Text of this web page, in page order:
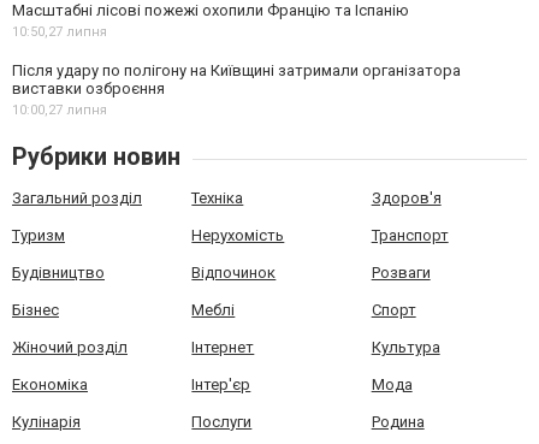
Масштабні лісові пожежі охопили Францію та Іспанію
10:50,27 липня
Після удару по полігону на Київщині затримали організатора
виставки озброєння
10:00,27 липня
Рубрики новин
Загальний розділ Техніка Здоров'я
Туризм Нерухомість Транспорт
Будівництво Відпочинок Розваги
Бізнес Меблі Спорт
Жіночий розділ Інтернет Культура
Економіка Інтер'єр Мода
Кулінарія Послуги Родина